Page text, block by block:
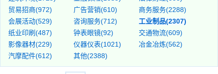
贸易招商(972)
广告营销(610)
商务服务(2288)
会展活动(529)
咨询服务(712)
工业制品(2307)
纸业印刷(487)
钟表眼镜(92)
交通物流(609)
影像器材(229)
仪器仪表(1021)
冶金冶炼(562)
汽摩配件(612)
其他(2388)